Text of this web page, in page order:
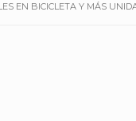
EN BICICLETA Y MÁS